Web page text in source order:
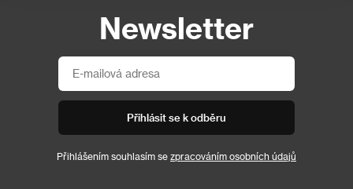
Newsletter
Přihlásit se k odběru
Přihlášením souhlasím se zpracováním osobních údajů